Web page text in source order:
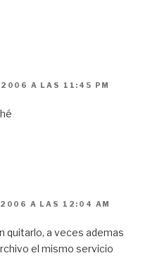
2006 A LAS 11:45 PM
2006 A LAS 12:04 AM
quitarlo, a veces ademas
el mismo servicio